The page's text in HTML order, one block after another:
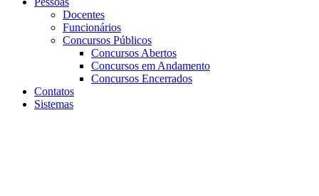
Docentes
Funcionários
Concursos Públicos
Concursos Abertos
Concursos em Andamento
Concursos Encerrados
Contatos
Sistemas